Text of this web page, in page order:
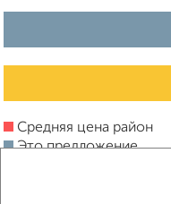
Средняя цена район
Это предложение